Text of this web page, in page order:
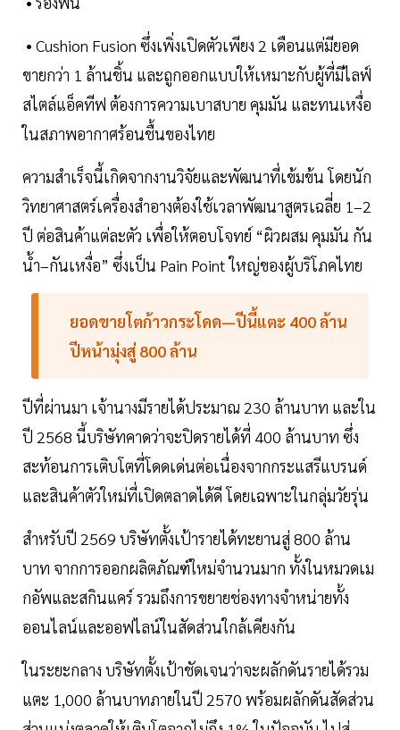
• Cushion Fusion ซึ่งเพิ่งเปิดตัวเพียง 2 เดือนแต่มียอด
ขายกว่า 1 ล้านชิ้น และถูกออกแบบให้เหมาะกับผู้ที่มีไลฟ์
สไตล์แอ็คทีฟ ต้องการความเบาสบาย คุมมัน และทนเหงื่อ
ในสภาพอากาศร้อนชื้นของไทย
ความสำเร็จนี้เกิดจากงานวิจัยและพัฒนาที่เข้มข้น โดยนัก
วิทยาศาสตร์เครื่องสำอางต้องใช้เวลาพัฒนาสูตรเฉลี่ย 1–2
ปี ต่อสินค้าแต่ละตัว เพื่อให้ตอบโจทย์ “ผิวผสม คุมมัน กัน
น้ำ–กันเหงื่อ” ซึ่งเป็น Pain Point ใหญ่ของผู้บริโภคไทย
ยอดขายโตก้าวกระโดด—ปีนี้แตะ 400 ล้าน
ปีหน้ามุ่งสู่ 800 ล้าน
ปีที่ผ่านมา เจ้านางมีรายได้ประมาณ 230 ล้านบาท และใน
ปี 2568 นี้บริษัทคาดว่าจะปิดรายได้ที่ 400 ล้านบาท ซึ่ง
สะท้อนการเติบโตที่โดดเด่นต่อเนื่องจากกระแสรีแบรนด์
และสินค้าตัวใหม่ที่เปิดตลาดได้ดี โดยเฉพาะในกลุ่มวัยรุ่น
สำหรับปี 2569 บริษัทตั้งเป้ารายได้ทะยานสู่ 800 ล้าน
บาท จากการออกผลิตภัณฑ์ใหม่จำนวนมาก ทั้งในหมวดเม
กอัพและสกินแคร์ รวมถึงการขยายช่องทางจำหน่ายทั้ง
ออนไลน์และออฟไลน์ในสัดส่วนใกล้เคียงกัน
ในระยะกลาง บริษัทตั้งเป้าชัดเจนว่าจะผลักดันรายได้รวม
แตะ 1,000 ล้านบาทภายในปี 2570 พร้อมผลักดันสัดส่วน